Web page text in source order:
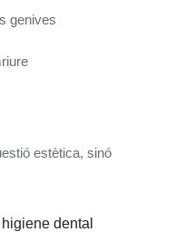
genives
estètica, sinó
dental